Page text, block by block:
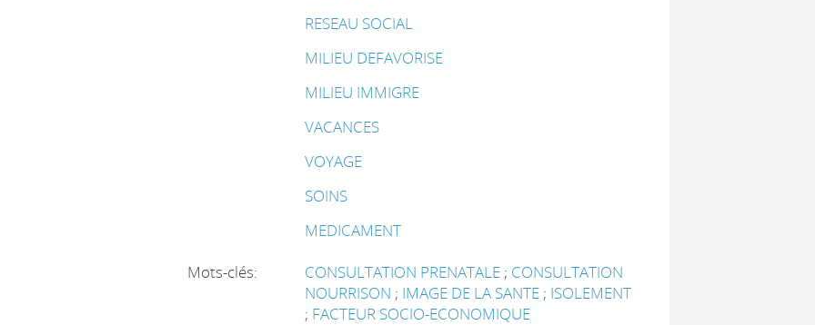
RESEAU SOCIAL
MILIEU DEFAVORISE
MILIEU IMMIGRE
VACANCES
VOYAGE
SOINS
MEDICAMENT
Mots-clés:
CONSULTATION PRENATALE ; CONSULTATION
NOURRISON ; IMAGE DE LA SANTE ; ISOLEMENT
; FACTEUR SOCIO-ECONOMIQUE